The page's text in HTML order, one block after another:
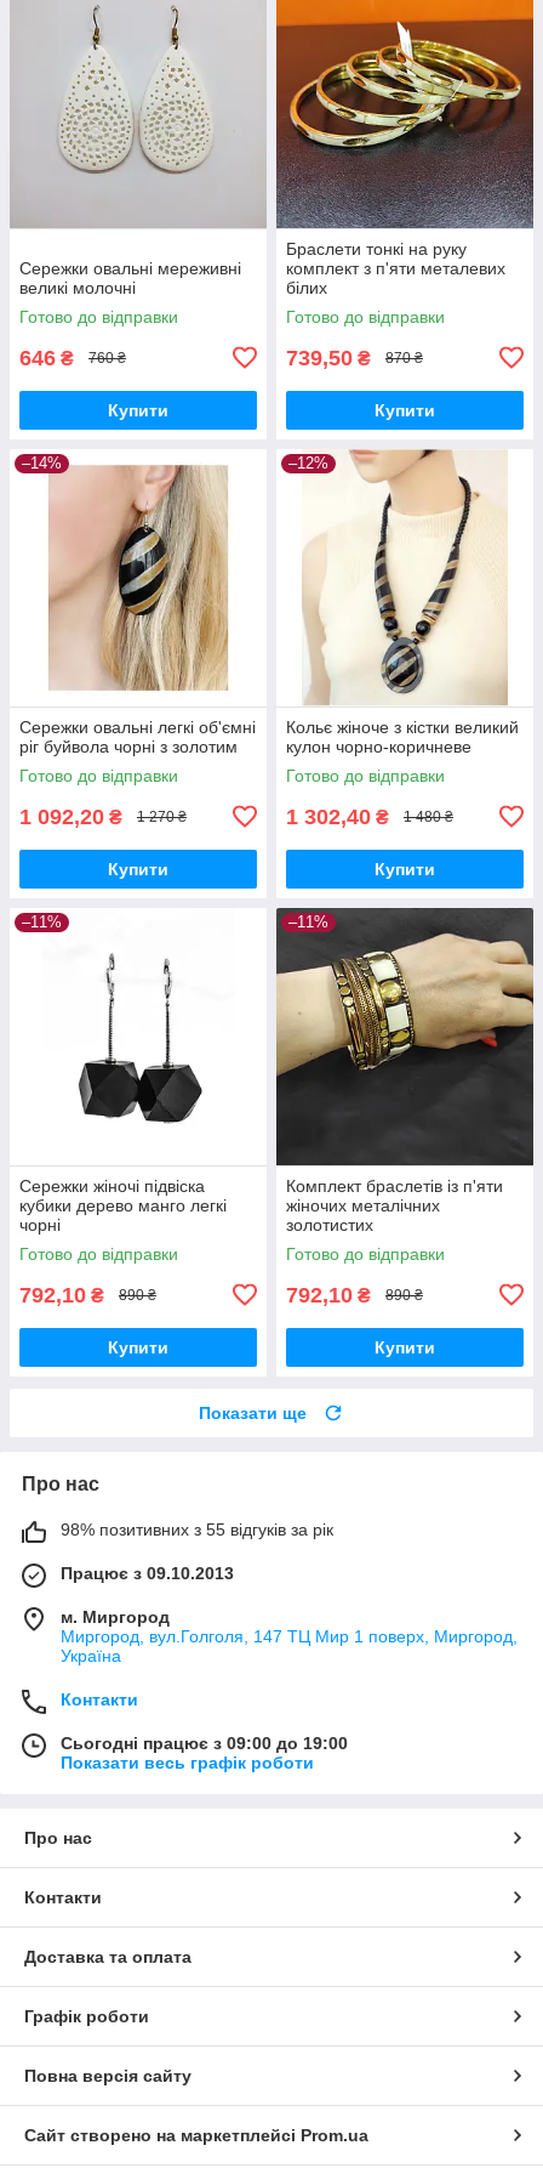
Сережки овальні мереживні
великі молочні
Готово до відправки
646 ₴ 760 ₴
Купити
Браслети тонкі на руку
комплект з п'яти металевих
білих
Готово до відправки
739,50 ₴ 870 ₴
Купити
–14%
Сережки овальні легкі об'ємні
ріг буйвола чорні з золотим
Готово до відправки
1 092,20 ₴ 1 270 ₴
Купити
–12%
Кольє жіноче з кістки великий
кулон чорно-коричневе
Готово до відправки
1 302,40 ₴ 1 480 ₴
Купити
–11%
Сережки жіночі підвіска
кубики дерево манго легкі
чорні
Готово до відправки
792,10 ₴ 890 ₴
Купити
–11%
Комплект браслетів із п'яти
жіночих металічних
золотистих
Готово до відправки
792,10 ₴ 890 ₴
Купити
Показати ще
Про нас
98% позитивних з 55 відгуків за рік
Працює з 09.10.2013
м. Миргород
Миргород, вул.Голголя, 147 ТЦ Мир 1 поверх, Миргород,
Україна
Контакти
Сьогодні працює з 09:00 до 19:00
Показати весь графік роботи
Про нас
Контакти
Доставка та оплата
Графік роботи
Повна версія сайту
Сайт створено на маркетплейсі Prom.ua